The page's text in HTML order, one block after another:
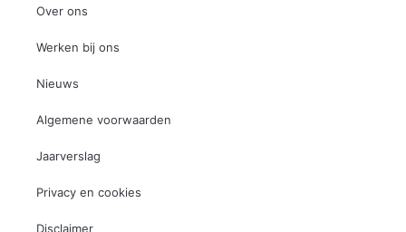
Over ons
Werken bij ons
Nieuws
Algemene voorwaarden
Jaarverslag
Privacy en cookies
Disclaimer